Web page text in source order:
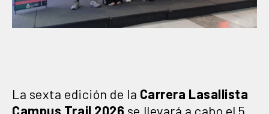
La sexta edición de la Carrera Lasallista
Campus Trail 2026 se llevará a cabo el 5